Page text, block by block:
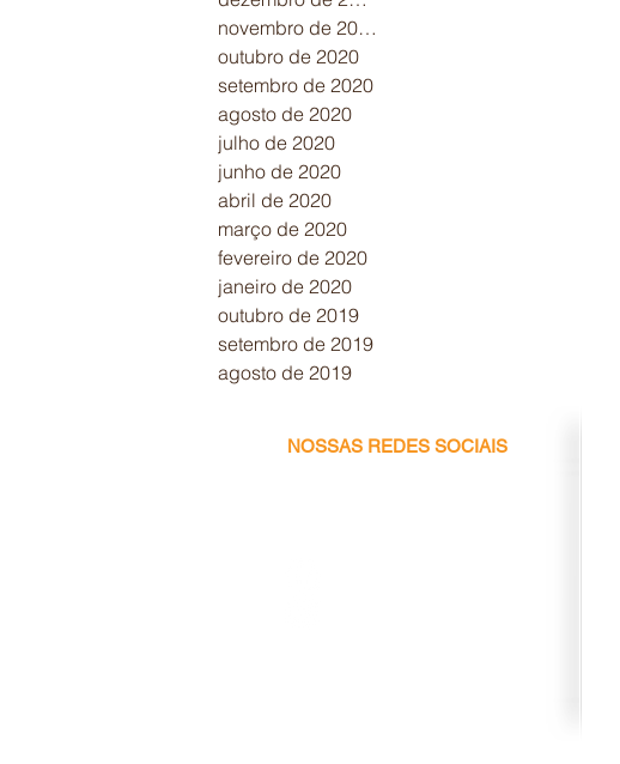
novembro de 2020
outubro de 2020
setembro de 2020
agosto de 2020
julho de 2020
junho de 2020
abril de 2020
março de 2020
fevereiro de 2020
janeiro de 2020
outubro de 2019
setembro de 2019
agosto de 2019
NOSSAS REDES SOCIAIS